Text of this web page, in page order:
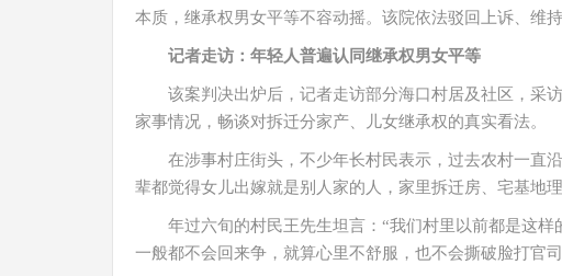
本质，继承权男女平等不容动摇。该院依法驳回上诉、维持
记者走访：年轻人普遍认同继承权男女平等
该案判决出炉后，记者走访部分海口村居及社区，采
家事情况，畅谈对拆迁分家产、儿女继承权的真实看法。
在涉事村庄街头，不少年长村民表示，过去农村一直
辈都觉得女儿出嫁就是别人家的人，家里拆迁房、宅基地
年过六旬的村民王先生坦言：“我们村里以前都是这
一般都不会回来争，就算心里不舒服，也不会撕破脸打官